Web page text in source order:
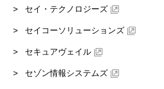
セイ・テクノロジーズ
セイコーソリューションズ
セキュアヴェイル
セゾン情報システムズ